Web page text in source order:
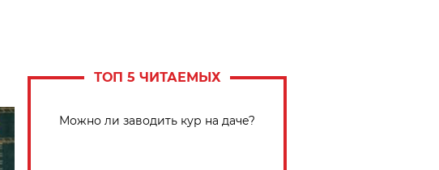
ТОП 5 ЧИТАЕМЫХ
Можно ли заводить кур на даче?